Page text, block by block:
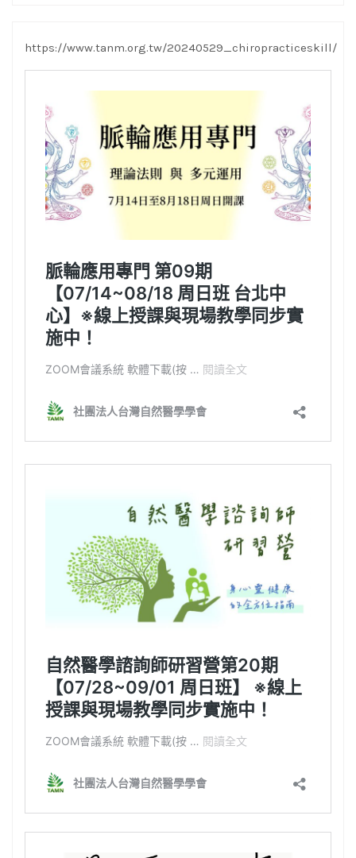
https://www.tanm.org.tw/20240529_chiropracticeskill/